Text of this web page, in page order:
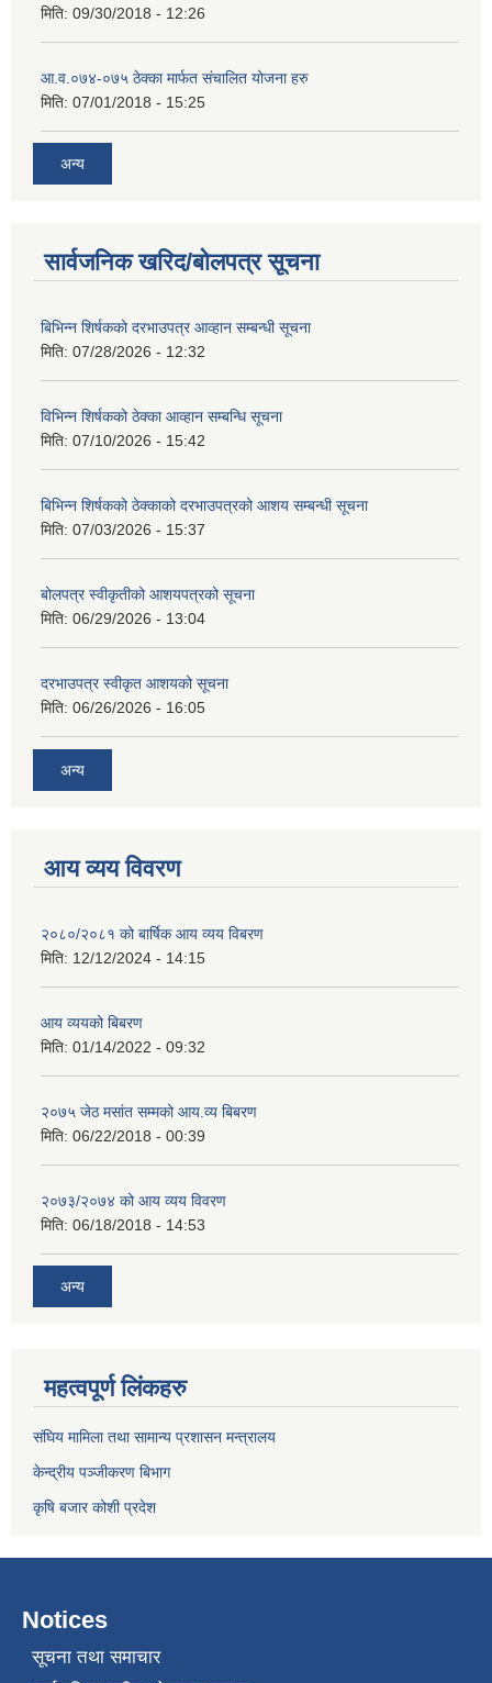
मिति: 09/30/2018 - 12:26
आ.व.०७४-०७५ ठेक्का मार्फत संचालित योजना हरु
मिति: 07/01/2018 - 15:25
अन्य
सार्वजनिक खरिद/बोलपत्र सूचना
बिभिन्‍न शिर्षकको दरभाउपत्र आव्हान सम्बन्धी सूचना
मिति: 07/28/2026 - 12:32
विभिन्न शिर्षकको ठेक्का आव्हान सम्बन्धि सूचना
मिति: 07/10/2026 - 15:42
बिभिन्‍न शिर्षकको ठेक्काको दरभाउपत्रको आशय सम्बन्धी सूचना
मिति: 07/03/2026 - 15:37
बोलपत्र स्वीकृतीको आशयपत्रको सूचना
मिति: 06/29/2026 - 13:04
दरभाउपत्र स्वीकृत आशयको सूचना
मिति: 06/26/2026 - 16:05
अन्य
आय व्यय विवरण
२०८०/२०८१ को बार्षिक आय व्यय विबरण
मिति: 12/12/2024 - 14:15
आय व्ययको बिबरण
मिति: 01/14/2022 - 09:32
२०७५ जेठ मसांत सम्मको आय.व्य बिबरण
मिति: 06/22/2018 - 00:39
२०७३/२०७४ को आय व्यय विवरण
मिति: 06/18/2018 - 14:53
अन्य
महत्वपूर्ण लिंकहरु
संघिय मामिला तथा सामान्य प्रशासन मन्त्रालय
केन्द्रीय पञ्जीकरण बिभाग
कृषि बजार कोशी प्रदेश
Notices
सूचना तथा समाचार